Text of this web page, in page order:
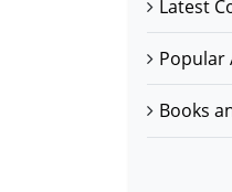
Latest
Popular
Books